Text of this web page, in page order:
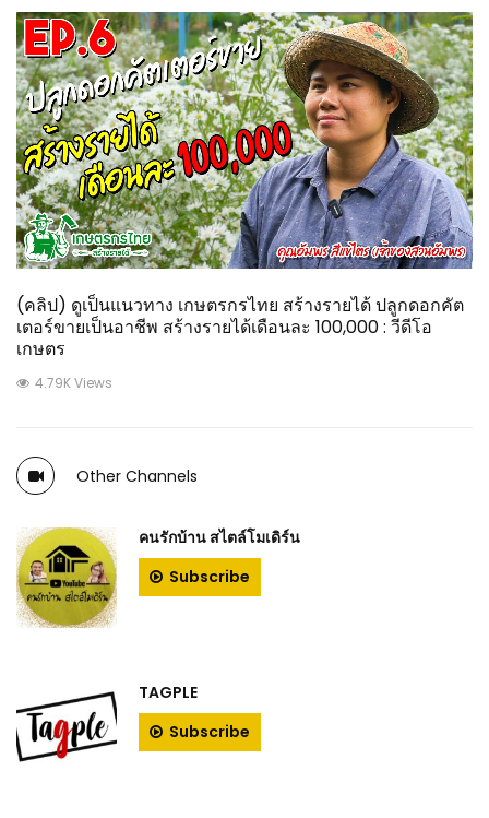
(คลิป) ดูเป็นแนวทาง เกษตรกรไทย สร้างรายได้ ปลูกดอกคัต
เตอร์ขายเป็นอาชีพ สร้างรายได้เดือนละ 100,000 : วีดีโอ
เกษตร
4.79K Views
Other Channels
คนรักบ้าน สไตล์โมเดิร์น
Subscribe
TAGPLE
Subscribe